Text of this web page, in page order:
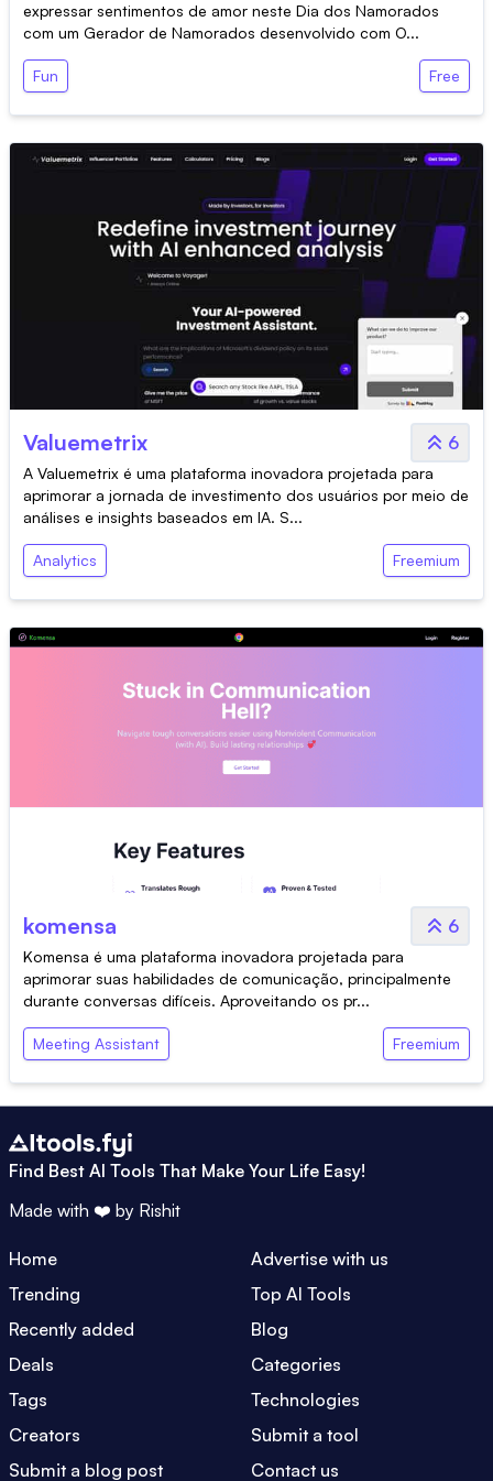
expressar sentimentos de amor neste Dia dos Namorados
com um Gerador de Namorados desenvolvido com O...
Fun Free
Valuemetrix 6
A Valuemetrix é uma plataforma inovadora projetada para
aprimorar a jornada de investimento dos usuários por meio de
análises e insights baseados em IA. S...
Analytics Freemium
komensa 6
Komensa é uma plataforma inovadora projetada para
aprimorar suas habilidades de comunicação, principalmente
durante conversas difíceis. Aproveitando os pr...
Meeting Assistant Freemium
Find Best AI Tools That Make Your Life Easy!
Made with ❤️ by Rishit
Home
Advertise with us
Trending
Top AI Tools
Recently added
Blog
Deals
Categories
Tags
Technologies
Creators
Submit a tool
Submit a blog post
Contact us